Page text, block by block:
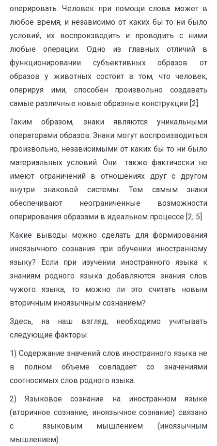
оперировать. Человек при помощи слова может в
любое время, и независимо от каких бы то ни было
условий, их воспроизводить и проводить с ними
любые операции. Одно из главных отличий в
функционировании субъективных образов от
образов у животных состоит в том, что человек,
оперируя ими, способен произвольно создавать
самые различные новые образные конструкции [2].
Таким образом, знаки являются уникальными
операторами образов. Знаки могут воспроизводиться
произвольно, независимыми от каких бы то ни было
материальных условий. Они также фактически не
имеют ограничений в отношениях друг с другом
внутри знаковой системы. Тем самым знаки
обеспечивают неограниченные возможности
оперирования образами в идеальном процессе [2; 5].
Какие выводы можно сделать для формирования
иноязычного сознания при обучении иностранному
языку? Если при изучении иностранного языка к
знаниям родного языка добавляются знания слов
чужого языка, то можно ли это считать новым
вторичным иноязычным сознанием?
Здесь, на наш взгляд, необходимо учитывать
следующие факторы:
1) Содержание значений слов иностранного языка не
в полном объеме совпадает со значениями
соотносимых слов родного языка.
2) Языковое сознание на иностранном языке
(вторичное сознание, иноязычное сознание) связано
с языковым мышлением (иноязычным
мышлением).